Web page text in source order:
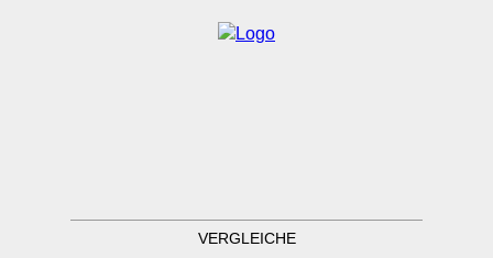
VERGLEICHE